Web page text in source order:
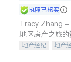
执照已核实
Tracy Zhang -
地区房产之旅
地产经纪
地产